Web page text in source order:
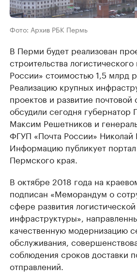
Фото: Архив РБК Пермь
В Перми будет реализован
строительства
России» стоимостью 1,5 млрд
Реализацию крупных
проектов и развитие почтовой
обсудили сегодня губернатор
Максим Решетников и
ФГУП «Почта России» Николай
Информацию публикует портал
Пермского края.
В октябре 2018 года на
подписан «Меморандум о
сфере развития логистической
инфраструктуры»,
качественную модернизацию
обслуживания,
соблюдения сроков доставки
отправлений.